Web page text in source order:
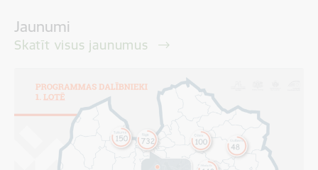
Jaunumi
Skatīt visus jaunumus